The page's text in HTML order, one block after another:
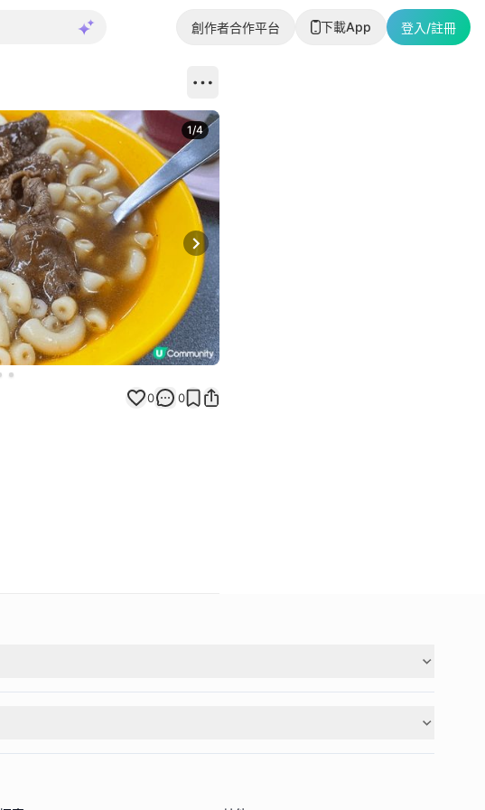
創作者合作平台 下載App 登入/註冊
Next slide
1/4
0 0